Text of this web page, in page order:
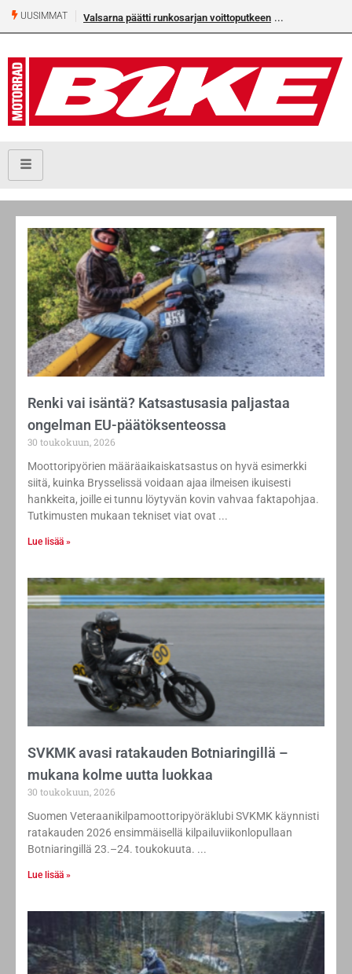
UUSIMMAT Valsarna päätti runkosarjan voittoputkeen
Renki vai isäntä? Katsastusasia paljastaa
ongelman EU-päätöksenteossa
30 toukokuun, 2026
Moottoripyörien määräaikaiskatsastus on hyvä esimerkki
siitä, kuinka Brysselissä voidaan ajaa ilmeisen ikuisesti
hankkeita, joille ei tunnu löytyvän kovin vahvaa faktapohjaa.
Tutkimusten mukaan tekniset viat ovat
Lue lisää »
SVKMK avasi ratakauden Botniaringillä –
mukana kolme uutta luokkaa
30 toukokuun, 2026
Suomen Veteraanikilpamoottoripyöräklubi SVKMK käynnisti
ratakauden 2026 ensimmäisellä kilpailuviikonlopullaan
Botniaringillä 23.–24. toukokuuta.
Lue lisää »